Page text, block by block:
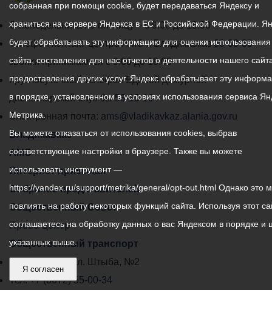
График
работы
администрации
местного
самоуправления
города
Владикавказ:
С понедельника по пятницу – с 9.00 до 18.00
Телефон контакт-центра АМС г. Владикавказ30-30-30
звонки принимаются с 9:00 до 18:00
Круглосуточный телефон Единой дежурной
диспетчерской службы53-19-19
Электронная почта: ams@vladikavkaz.alania.gov.ru
Владикавказ
АМС
Интернет приемная
Собрание представителей
Общественный Совет
Пресс-центр
Общественный транспорт
Владикавказ, пл. Штыба, №2
Тел:+7 (8672) 55-00-34
собранная при помощи cookie, будет передаваться Яндексу и
храниться на сервере Яндекса в ЕС и Российской Федерации.
будет обрабатывать эту информацию для оценки
сайта, составления для нас отчетов о деятельности нашего
предоставления других услуг. Яндекс обрабатывает эту
в порядке, установленном в условиях использования сервиса
Метрика.
Вы можете отказаться от использования cookies, выбрав
соответствующие настройки в браузере. Также вы можете
использовать инструмент —
https://yandex.ru/support/metrika/general/opt-out.html Однако это
повлиять на работу некоторых функций сайта. Используя этот
соглашаетесь на обработку данных о вас Яндексом в порядке и
указанных выше.
Я согласен